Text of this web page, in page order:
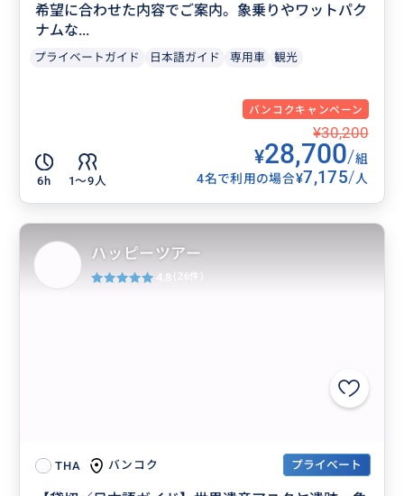
希望に合わせた内容でご案内。象乗りやワットパク
ナムな...
プライベートガイド 日本語ガイド 専用車 観光
バンコクキャンペーン
6h 1〜9人
¥30,200
¥28,700/組
4名で利用の場合¥7,175/人
THA バンコク プライベート
ハッピーツアー
4.8 (26件)